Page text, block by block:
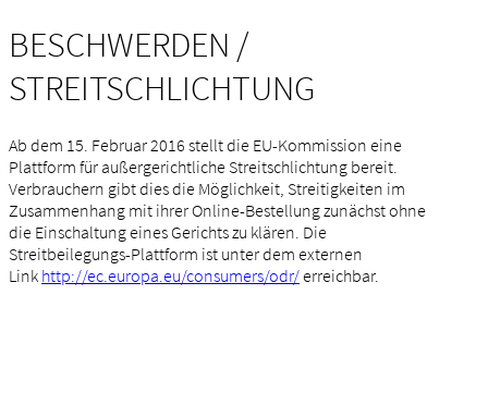
BESCHWERDEN /
STREITSCHLICHTUNG
Ab dem 15. Februar 2016 stellt die EU-Kommission eine
Plattform für außergerichtliche Streitschlichtung bereit.
Verbrauchern gibt dies die Möglichkeit, Streitigkeiten im
Zusammenhang mit ihrer Online-Bestellung zunächst ohne
die Einschaltung eines Gerichts zu klären. Die
Streitbeilegungs-Plattform ist unter dem externen
Link http://ec.europa.eu/consumers/odr/erreichbar.